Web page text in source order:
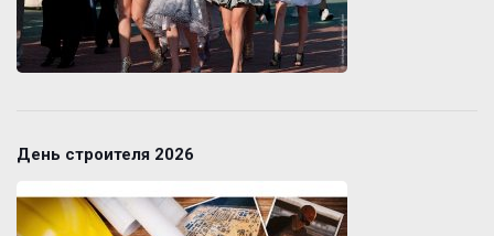
День строителя 2026